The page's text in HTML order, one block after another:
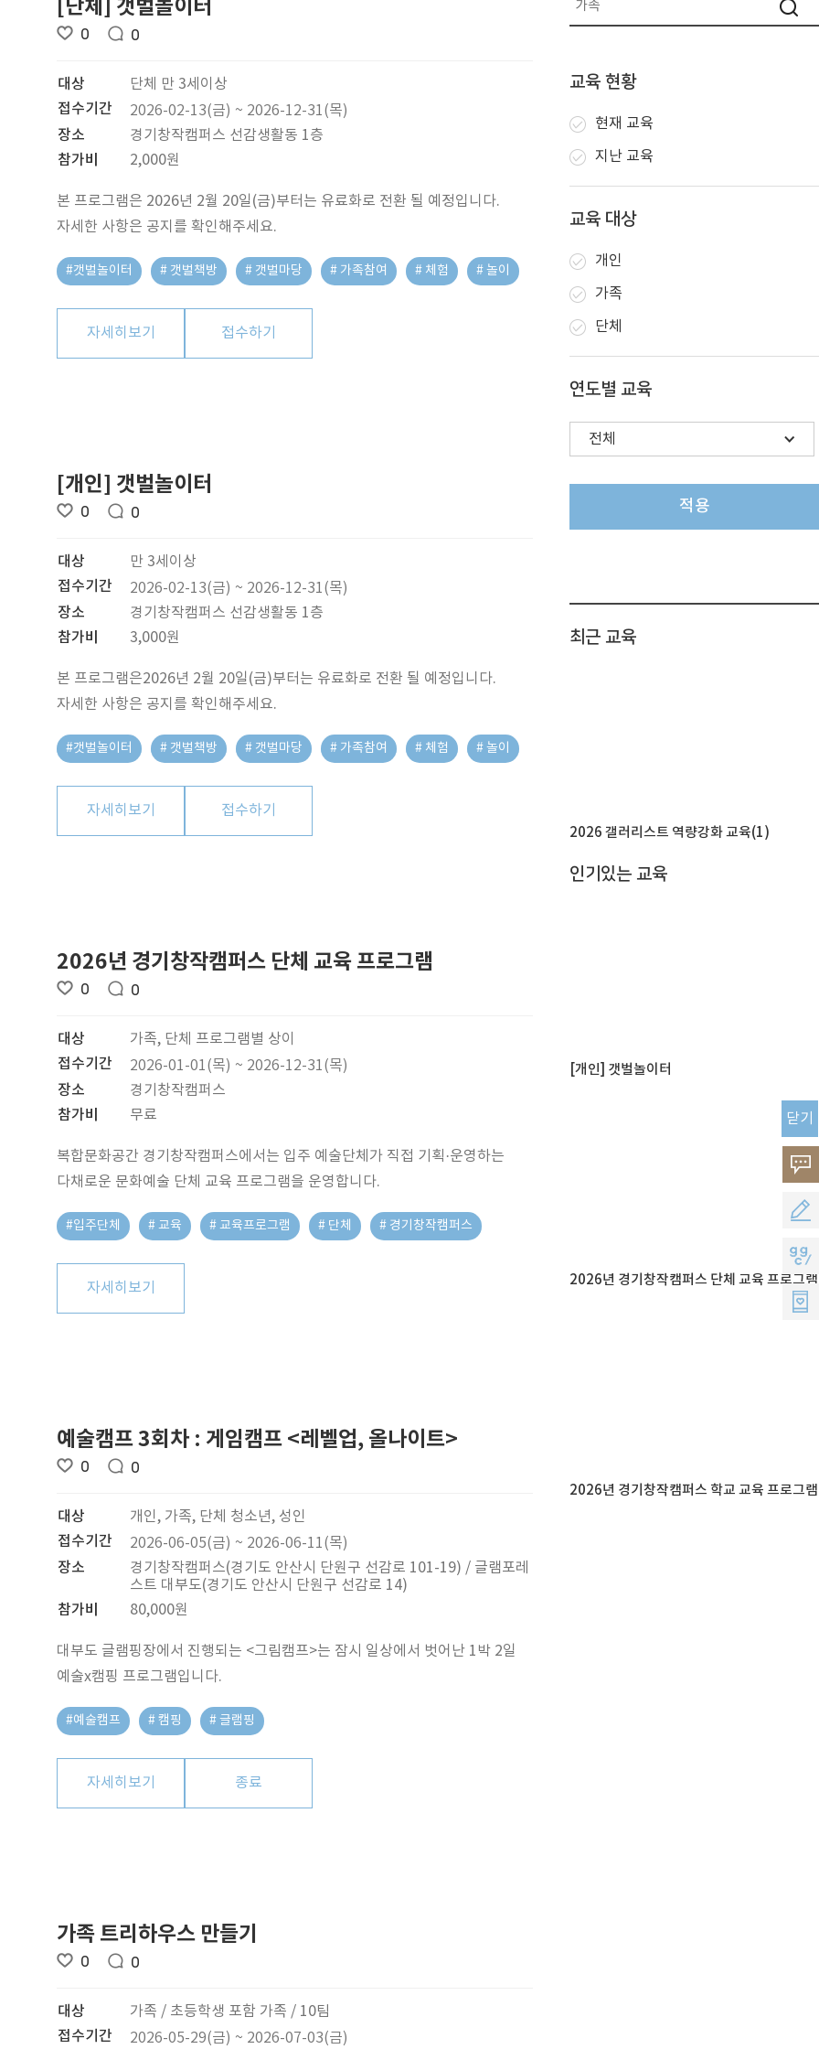
고
소
리
공
모
지
지
지
닫기
[단체] 갯벌놀이터
0 0
대상
단체 만 3세이상
접수기간
2026-02-13(금) ~ 2026-12-31(목)
장소
경기창작캠퍼스 선감생활동 1층
참가비
2,000원
본 프로그램은 2026년 2월 20일(금)부터는 유료화로 전환 될 예정입니다.
자세한 사항은 공지를 확인해주세요.
#갯벌놀이터 # 갯벌책방 # 갯벌마당 # 가족참여 # 체험 # 놀이
자세히보기 접수하기
[개인] 갯벌놀이터
0 0
대상
만 3세이상
접수기간
2026-02-13(금) ~ 2026-12-31(목)
장소
경기창작캠퍼스 선감생활동 1층
참가비
3,000원
본 프로그램은2026년 2월 20일(금)부터는 유료화로 전환 될 예정입니다.
자세한 사항은 공지를 확인해주세요.
#갯벌놀이터 # 갯벌책방 # 갯벌마당 # 가족참여 # 체험 # 놀이
자세히보기 접수하기
2026년 경기창작캠퍼스 단체 교육 프로그램
0 0
대상
가족, 단체 프로그램별 상이
접수기간
2026-01-01(목) ~ 2026-12-31(목)
장소
경기창작캠퍼스
참가비
무료
복합문화공간 경기창작캠퍼스에서는 입주 예술단체가 직접 기획·운영하는
다채로운 문화예술 단체 교육 프로그램을 운영합니다.
#입주단체 # 교육 # 교육프로그램 # 단체 # 경기창작캠퍼스
자세히보기
예술캠프 3회차 : 게임캠프 <레벨업, 올나이트>
0 0
대상
개인, 가족, 단체 청소년, 성인
접수기간
2026-06-05(금) ~ 2026-06-11(목)
장소
경기창작캠퍼스(경기도 안산시 단원구 선감로 101-19) / 글램포레
스트 대부도(경기도 안산시 단원구 선감로 14)
참가비
80,000원
대부도 글램핑장에서 진행되는 <그림캠프>는 잠시 일상에서 벗어난 1박 2일
예술x캠핑 프로그램입니다.
#예술캠프 # 캠핑 # 글램핑
자세히보기 종료
가족 트리하우스 만들기
0 0
대상
가족 / 초등학생 포함 가족 / 10팀
접수기간
2026-05-29(금) ~ 2026-07-03(금)
교육 현황
현재 교육
지난 교육
교육 대상
개인
가족
단체
연도별 교육
적용
최근 교육
2026 갤러리스트 역량강화 교육(1)
인기있는 교육
[개인] 갯벌놀이터
2026년 경기창작캠퍼스 단체 교육 프로그램
2026년 경기창작캠퍼스 학교 교육 프로그램